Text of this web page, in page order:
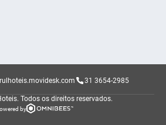
31 3654-2985
Todos os direitos reservados.
by